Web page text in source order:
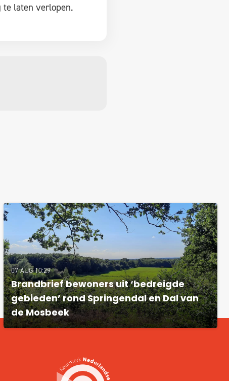
laten verlopen.
07 AUG 10:29
Brandbrief bewoners uit ‘bedreigde
gebieden’ rond Springendal en Dal van
de Mosbeek